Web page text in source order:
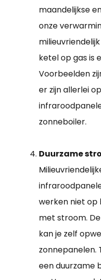
maandelijkse
onze
ketel op gas is
Voorbeelden
er zijn allerlei
zonneboiler.
Duurzame
werken niet op
met stroom.
kan je zelf
zonnepanelen.
een duurzame